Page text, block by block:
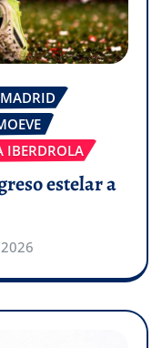
IBERDROLA
estelar a